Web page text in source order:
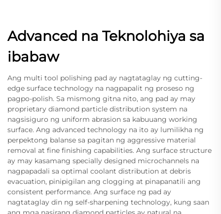
Advanced na Teknolohiya sa
ibabaw
Ang multi tool polishing pad ay nagtataglay ng cutting-
edge surface technology na nagpapalit ng proseso ng
pagpo-polish. Sa mismong gitna nito, ang pad ay may
proprietary diamond particle distribution system na
nagsisiguro ng uniform abrasion sa kabuuang working
surface. Ang advanced technology na ito ay lumilikha ng
perpektong balanse sa pagitan ng aggressive material
removal at fine finishing capabilities. Ang surface structure
ay may kasamang specially designed microchannels na
nagpapadali sa optimal coolant distribution at debris
evacuation, pinipigilan ang clogging at pinapanatili ang
consistent performance. Ang surface ng pad ay
nagtataglay din ng self-sharpening technology, kung saan